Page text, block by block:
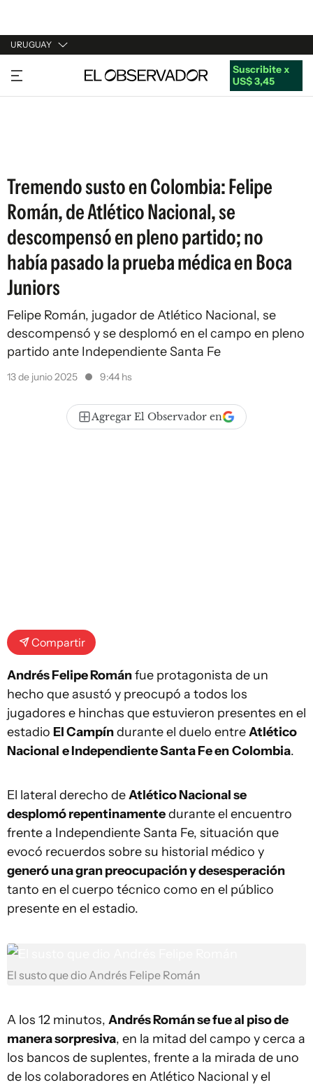
URUGUAY
URUGUAY
ARGENTINA
Suscribite x
US$ 3,45
Tremendo susto en Colombia: Felipe
Román, de Atlético Nacional, se
descompensó en pleno partido; no
había pasado la prueba médica en Boca
Juniors
Felipe Román, jugador de Atlético Nacional, se
descompensó y se desplomó en el campo en pleno
partido ante Independiente Santa Fe
13 de junio 2025 9:44 hs
Agregar El Observador en
Compartir
Andrés Felipe Románfue protagonista de un
hecho que asustó y preocupó a todos los
jugadores e hinchas que estuvieron presentes en el
estadio El Campíndurante el duelo entreAtlético
Nacional e Independiente Santa Fe enColombia.
El lateral derecho deAtlético Nacional se
desplomó repentinamentedurante el encuentro
frente a Independiente Santa Fe, situación que
evocó recuerdos sobre su historial médico y
generó una gran preocupación y desesperación
tanto en el cuerpo técnico como en el público
presente en el estadio.
El susto que dio Andrés Felipe Román
A los 12 minutos, Andrés Román se fue al piso de
manera sorpresiva, en la mitad del campo y cerca a
los bancos de suplentes, frente a la mirada de uno
de los colaboradores en Atlético Nacional y el